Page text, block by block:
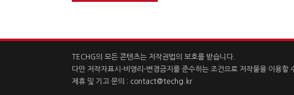
TECHG의 모든 콘텐츠는 저작권법의 보호를 받습니다.
다만 저작자표시-비영리-변경금지를 준수하는 조건으로 저작물을 이용할
제휴 및 기고 문의 : contact@techg.kr